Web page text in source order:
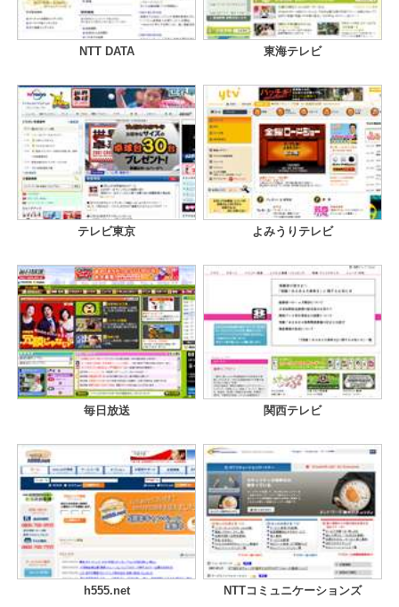
NTT DATA 東海テレビ
テレビ東京 よみうりテレビ
毎日放送 関西テレビ
h555.net NTTコミュニケーションズ